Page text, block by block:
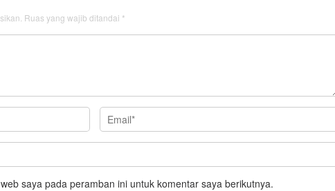
Ruas yang wajib ditandai *
saya pada peramban ini untuk komentar saya berikutnya.